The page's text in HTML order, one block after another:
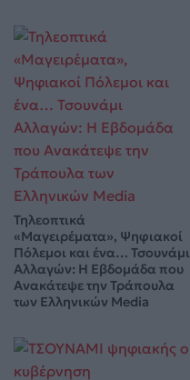
Τηλεοπτικά
«Μαγειρέματα», Ψηφιακοί
Πόλεμοι και ένα… Τσουνάμι
Αλλαγών: Η Εβδομάδα που
Ανακάτεψε την Τράπουλα
των Ελληνικών Media